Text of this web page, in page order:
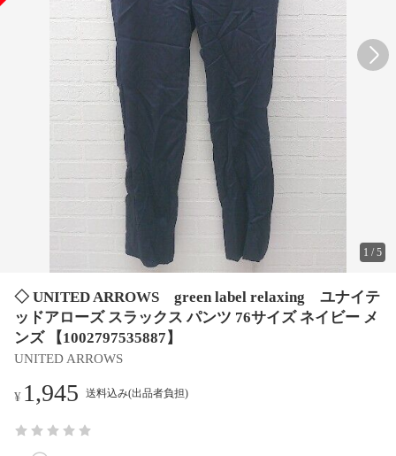
1 /5
◇ UNITED ARROWS green label relaxing ユナイテ
ッドアローズ スラックス パンツ 76サイズ ネイビー メ
ンズ 【1002797535887】
UNITED ARROWS
¥ 1,945 送料込み(出品者負担)